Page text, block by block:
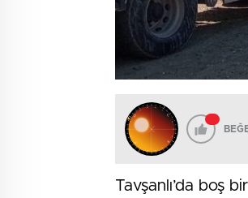
Tavşanlı’da boş